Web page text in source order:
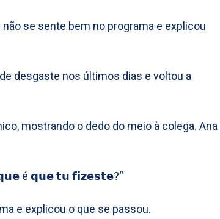
se sente bem no programa e explicou
desgaste nos últimos dias e voltou a
mostrando o dedo do meio à colega. Ana
é 𝗾𝘂𝗲 𝘁𝘂 𝗳𝗶𝘇𝗲𝘀𝘁𝗲?“
e explicou o que se passou.